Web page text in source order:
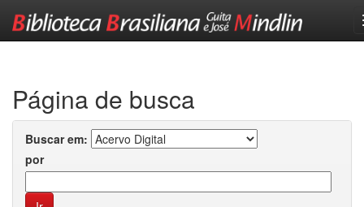
Página de busca
Buscar em:
por